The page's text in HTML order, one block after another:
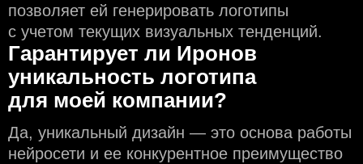
позволяет ей генерировать логотипы
с учeтом текущих визуальных тенденций.
Гарантирует ли Иронов
уникальность логотипа
для моей компании?
Да, уникальный дизайн — это основа работы
нейросети и еe конкурентное преимущество